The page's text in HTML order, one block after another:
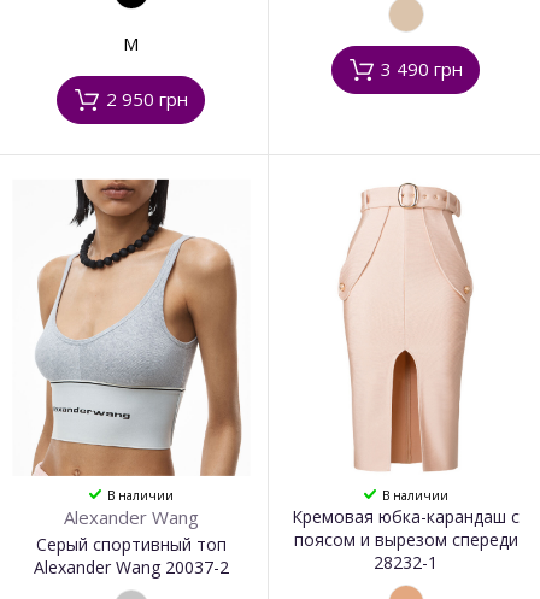
M
2 950 грн
3 490 грн
В наличии
Alexander Wang
Серый спортивный топ
Alexander Wang 20037-2
В наличии
Кремовая юбка-карандаш с
поясом и вырезом спереди
28232-1